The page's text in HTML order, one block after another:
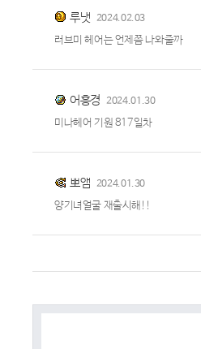
루냇 2024.02.03
러브미 헤어는 언제쯤 나와줄까
어흥경 2024.01.30
미나헤어 기원 817일차
뽀앰 2024.01.30
양기녀얼굴 재출시해!!